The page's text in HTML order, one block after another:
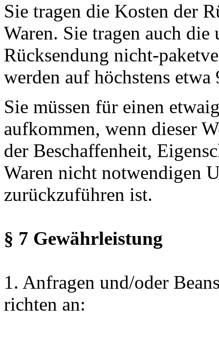
Sie tragen die Kosten der
Waren. Sie tragen auch
Rücksendung nicht-
werden auf höchstens
Sie müssen für einen
aufkommen, wenn dieser
der Beschaffenheit,
Waren nicht notwendigen
zurückzuführen ist.
§ 7 Gewährleistung
1. Anfragen und/oder
richten an: